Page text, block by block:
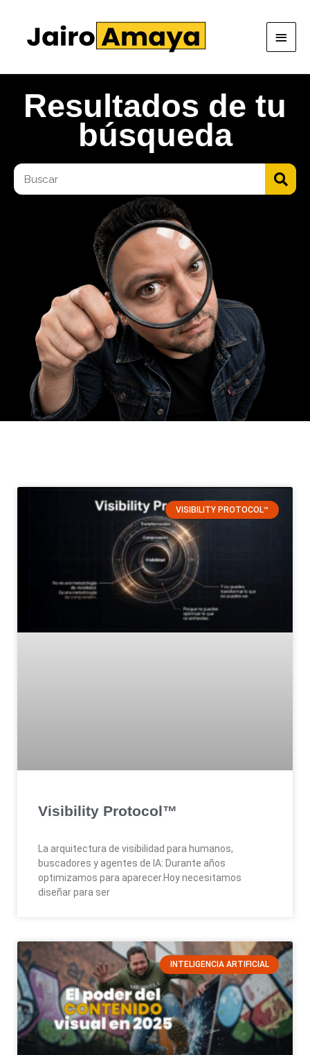
contenido
Resultados de tu
búsqueda
Buscar
VISIBILITY PROTOCOL™
Visibility Protocol™
La arquitectura de visibilidad para humanos,
buscadores y agentes de IA: Durante años
optimizamos para aparecer.Hoy necesitamos
diseñar para ser
INTELIGENCIA ARTIFICIAL